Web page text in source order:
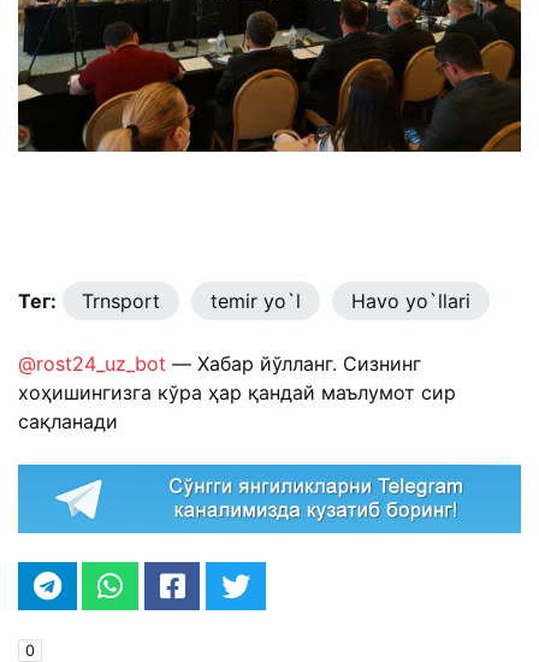
Тег: Trnsport temir yo`l Havo yo`llari
@rost24_uz_bot — Хабар йўлланг. Сизнинг
хоҳишингизга кўра ҳар қандай маълумот сир
сақланади
0